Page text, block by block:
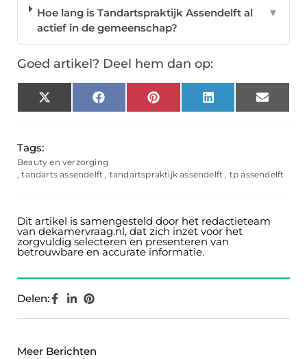
Hoe lang is Tandartspraktijk Assendelft al
actief in de gemeenschap?
▼
Goed artikel? Deel hem dan op:
X
(Twitter)
FacebookPinterest LinkedIn Email
Tags:
Beauty en verzorging
,tandarts assendelft , tandartspraktijk assendelft , tp assendelft
Dit artikel is samengesteld door het redactieteam
van dekamervraag.nl, dat zich inzet voor het
zorgvuldig selecteren en presenteren van
betrouwbare en accurate informatie.
Delen:
Meer Berichten